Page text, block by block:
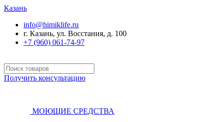
Казань
info@himiklife.ru
г. Казань, ул. Восстания, д. 100
+7 (960) 061-74-97
Получить консультацию
МОЮЩИЕ СРЕДСТВА